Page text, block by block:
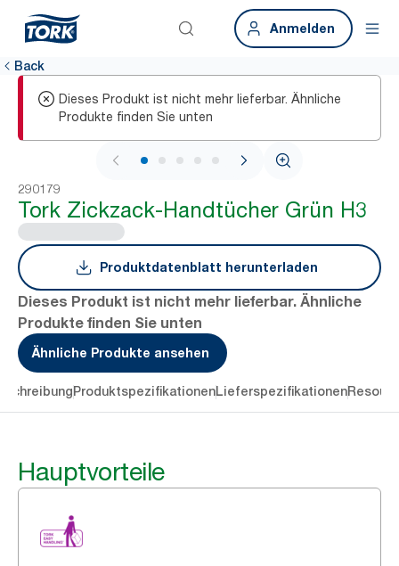
Anmelden
Back
Dieses Produkt ist nicht mehr lieferbar. Ähnliche
Produkte finden Sie unten
1 / 6
290179
Tork Zickzack-Handtücher Grün H3
Produktdatenblatt herunterladen
Dieses Produkt ist nicht mehr lieferbar. Ähnliche
Produkte finden Sie unten
Ähnliche Produkte ansehen
ProduktspezifikationenLieferspezifikationen
Hauptvorteile